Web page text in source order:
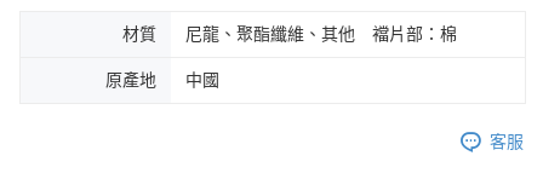
材質 尼龍、聚酯纖維、其他 襠片部：棉
原產地 中國
客服